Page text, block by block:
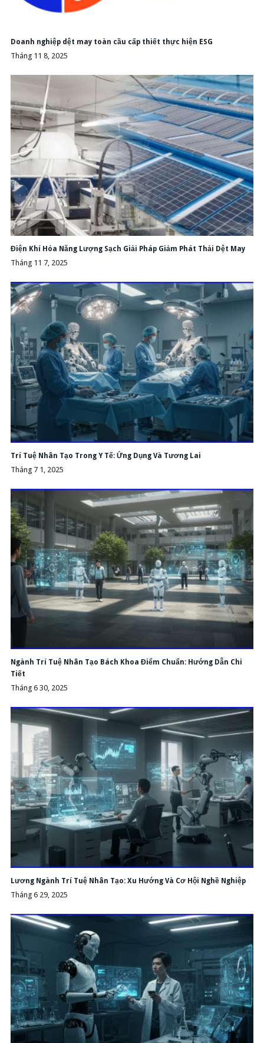
Doanh nghiệp dệt may toàn cầu cấp thiết thực hiện ESG
Tháng 11 8, 2025
Điện Khí Hóa Năng Lượng Sạch Giải Pháp Giảm Phát Thải Dệt May
Tháng 11 7, 2025
Trí Tuệ Nhân Tạo Trong Y Tế: Ứng Dụng Và Tương Lai
Tháng 7 1, 2025
Ngành Trí Tuệ Nhân Tạo Bách Khoa Điểm Chuẩn: Hướng Dẫn Chi
Tiết
Tháng 6 30, 2025
Lương Ngành Trí Tuệ Nhân Tạo: Xu Hướng Và Cơ Hội Nghề Nghiệp
Tháng 6 29, 2025